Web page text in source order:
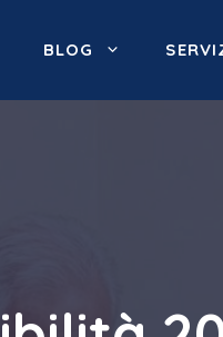
BLOG